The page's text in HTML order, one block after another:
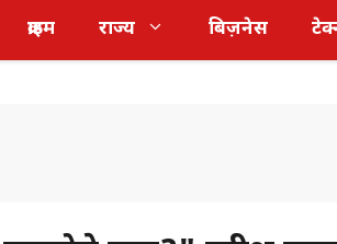
क्राइम राज्य बिज़नेस